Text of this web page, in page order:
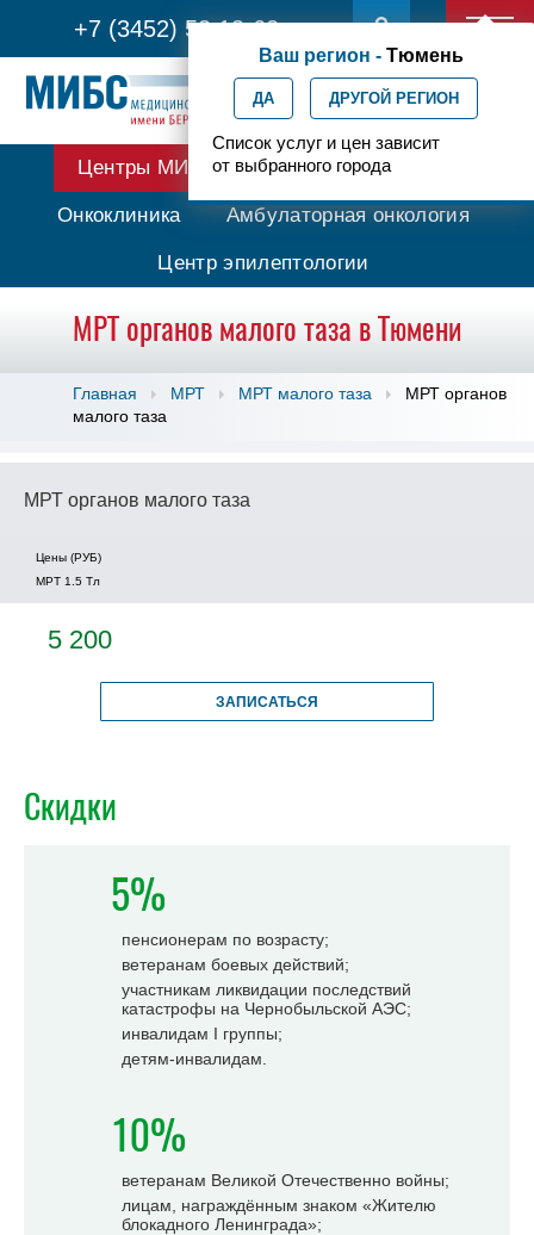
+7 (3452) 53 13-62
Ваш регион - Тюмень
ДА ДРУГОЙ РЕГИОН
Список услуг и цен зависит
от выбранного города
Центры МИБС Протонная терапия
Онкоклиника Амбулаторная онкология
Центр эпилептологии
МРТ органов малого таза в Тюмени
Главная МРТ МРТ малого таза
МРТ органов
малого таза
МРТ органов малого таза
Цены (РУБ)
МРТ 1.5 Tл
5 200
ЗАПИСАТЬСЯ
Скидки
5%
пенсионерам по возрасту;
ветеранам боевых действий;
участникам ликвидации последствий
катастрофы на Чернобыльской АЭС;
инвалидам I группы;
детям-инвалидам.
10%
ветеранам Великой Отечественно войны;
лицам, награждённым знаком «Жителю
блокадного Ленинграда»;